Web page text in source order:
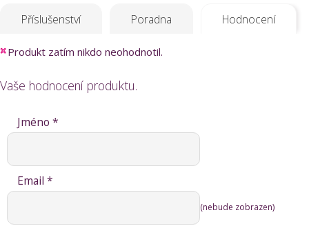
Příslušenství Poradna Hodnocení
Produkt zatím nikdo neohodnotil.
Vaše hodnocení produktu.
Jméno *
Email *
(nebude zobrazen)